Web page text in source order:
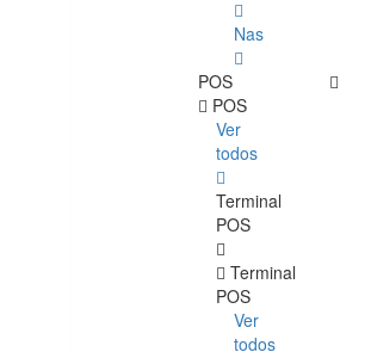
Nas
POS
POS
Ver
todos
Terminal
POS
Terminal
POS
Ver
todos